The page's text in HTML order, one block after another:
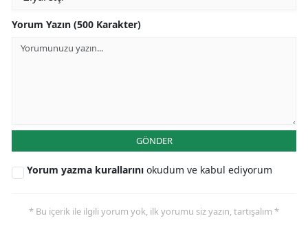
Yorum Yazın (500 Karakter)
GÖNDER
Yorum yazma kurallarını okudum ve kabul ediyorum
* Bu içerik ile ilgili yorum yok, ilk yorumu siz yazın, tartışalım *